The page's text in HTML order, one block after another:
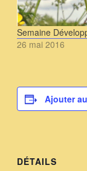
Semaine
26 mai 2016
Ajouter
DÉTAILS